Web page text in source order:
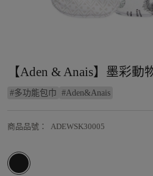
【Aden & Anais】墨彩動
#多功能包巾 #Aden&Anais
商品品號 ： ADEWSK30005